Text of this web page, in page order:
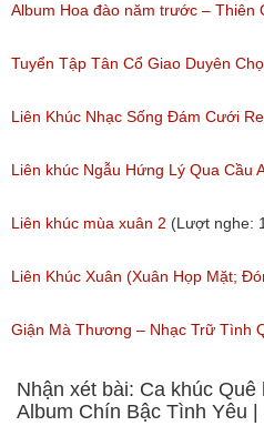
(Lượt nghe: 636)
Lưu Chí Vỹ
(Lượt nghe: 410)
Album Hoa đào năm trước – Thiên
nghe: 249)
Tuyển Tập Tân Cổ Giao Duyên
Album Tân Cổ Hoa Tím Bằng Lăng
(Lượt nghe: 1,175)
Liên Khúc Nhạc Sống Đám Cưới
706)
Liên khúc Ngẫu Hứng Lý Qua Cầu
Chọn Cực Hay
(Lượt nghe: 439)
Liên khúc mùa xuân 2 (Lượt nghe:
Liên Khúc Xuân (Xuân Họp Mặt;
Ơi; Ngày Tết Quê Em)
(Lượt nghe: 341)
Giận Mà Thương – Nhạc Trữ Tình
Anh Thơ Trọng Tấn
Nhận xét bài: Ca khúc
Album Chín Bậc Tình Yêu